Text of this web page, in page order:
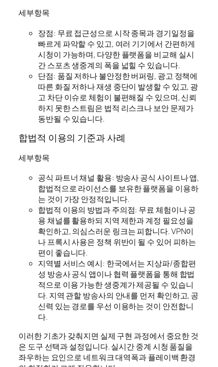
세부항목
장점: 무료 접근성으로 시작 종목과 경기일정을
빠르게 파악할 수 있고, 여러 기기에서 간편하게
시청이 가능하며, 다양한 플랫폼을 비교해 실시
간 스포츠 생중계의 폭을 넓힐 수 있습니다.
단점: 품질 저하나 불안정한 버퍼링, 광고 정책에
따른 화질 저하나 재생 중단이 발생할 수 있고, 광
고 차단 이슈로 체험이 불편해질 수 있으며, 신뢰
하지 못한 스트림은 법적 리스크나 보안 문제가
동반될 수 있습니다.
합법적 이용의 기준과 사례
세부항목
공식 파트너 채널 활용: 방송사 공식 사이트나 앱,
합법적으로 라이선스를 보유한 플랫폼을 이용하
는 것이 가장 안정적입니다.
합법적 이용의 방법과 주의점: 무료 체험이나 공
용 채널를 활용하되 지역 제한과 계정 필요성을
확인하고, 의심스러운 링크는 피합니다. VPN이
나 프록시 사용은 정책 위반이 될 수 있어 피하는
편이 좋습니다.
지역별 서비스 예시: 한국에서는 지상파/종합편
성 방송사 공식 앱이나 협력 플랫폼을 통해 합법
적으로 이용 가능한 생중계가 제공될 수 있습니
다. 지역 관할 방송사의 안내를 먼저 확인하고, 공
신력 있는 경로를 우선 이용하는 것이 안전합니
다.
이러한 기초가 갖춰지면 실제 구현 과정에서 중요한 것
은 도구 선택과 설정입니다. 실시간 중계 시청 품질을
좌우하는 요인으로 네트워크 대역폭과 플레이백 환경